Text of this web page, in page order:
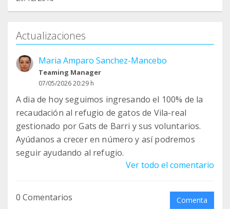
Actualizaciones
Maria Amparo Sanchez-Mancebo
Teaming Manager
07/05/2026 20:29 h
A dia de hoy seguimos ingresando el 100% de la
recaudación al refugio de gatos de Vila-real
gestionado por Gats de Barri y sus voluntarios.
Ayúdanos a crecer en número y así podremos
seguir ayudando al refugio.
Ver todo el comentario
0 Comentarios Comenta